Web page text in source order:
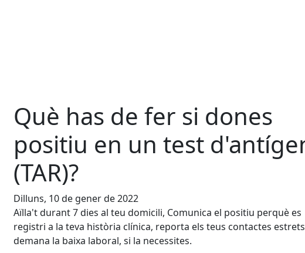
Què has de fer si dones
positiu en un test
(TAR)?
Dilluns, 10 de gener de 2022
Aïlla't durant 7 dies al teu domicili, Comunica el positiu perquè es
registri a la teva història clínica, reporta els teus contactes
demana la baixa laboral, si la necessites.